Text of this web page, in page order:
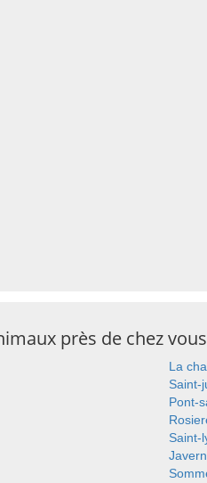
près de chez vous
La
Saint-
Pont-
Saint-